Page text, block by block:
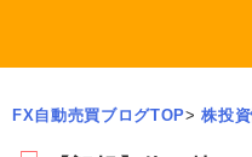
FX自動売買ブログTOP> 株投